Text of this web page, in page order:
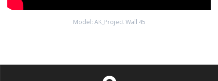
Model: AK_Project Wall 45